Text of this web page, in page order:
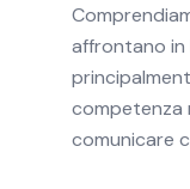
affrontano in
competenza
comunicare